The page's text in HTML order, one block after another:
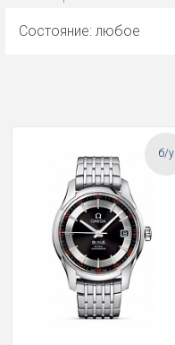
Состояние: любое
б/у